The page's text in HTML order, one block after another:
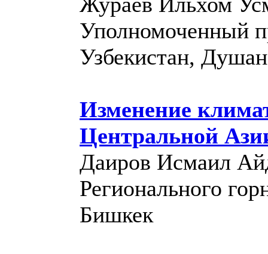
Уполномоченный
Узбекистан,
Изменение
Центральной
Даиров Исмаил
Регионального
Бишкек